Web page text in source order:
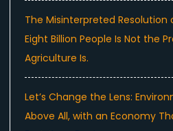
The Misinterpreted
Eight Billion People Is Not the
Agriculture Is.
Let’s Change the Lens:
Above All, with an Economy